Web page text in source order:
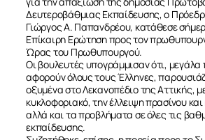
Δευτεροβάθμιας Εκπαίδευσης, ο
Γιώργος Α. Παπανδρέου, κατάθεσε
Επίκαιρη Ερώτηση προς τον
Ώρας του Πρωθυπουργού.
Οι βουλευτές υπογράμμισαν ότι,
αφορούν όλους τους Έλληνες,
οξυμένα στο Λεκανοπέδιο της Αττικής,
κυκλοφοριακό, την έλλειψη πρασίνου
αλλά και τα προβλήματα σε όλες τις
εκπαίδευσης.